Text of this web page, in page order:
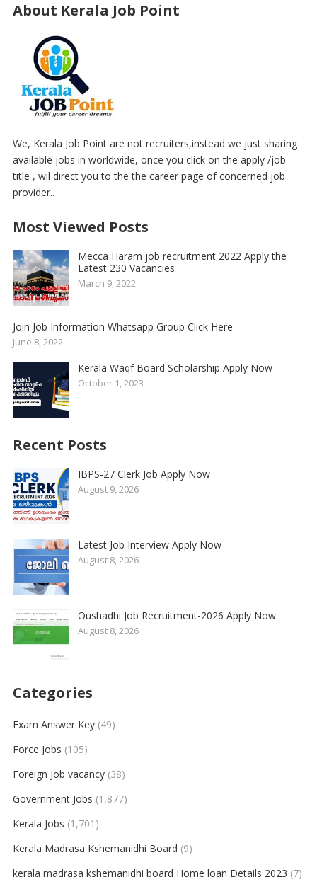
About Kerala Job Point
We, Kerala Job Point are not recruiters,instead we just sharing
available jobs in worldwide, once you click on the apply /job
title , wil direct you to the the career page of concerned job
provider..
Most Viewed Posts
Mecca Haram job recruitment 2022 Apply the
Latest 230 Vacancies
March 9, 2022
Join Job Information Whatsapp Group Click Here
June 8, 2022
Kerala Waqf Board Scholarship Apply Now
October 1, 2023
Recent Posts
IBPS-27 Clerk Job Apply Now
August 9, 2026
Latest Job Interview Apply Now
August 8, 2026
Oushadhi Job Recruitment-2026 Apply Now
August 8, 2026
Categories
Exam Answer Key(49)
Force Jobs (105)
Foreign Job vacancy(38)
Government Jobs (1,877)
Kerala Jobs (1,701)
Kerala Madrasa Kshemanidhi Board (9)
kerala madrasa kshemanidhi board Home loan Details 2023 (7)